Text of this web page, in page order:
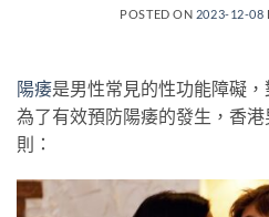
POSTED ON 2023-12-08
陽痿是男性常見的性功能障礙
為了有效預防陽痿的發生，香
則：